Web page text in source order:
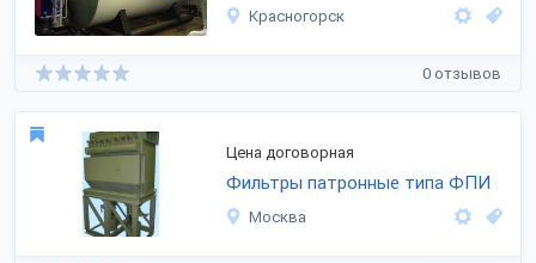
Красногорск
0 отзывов
Цена договорная
Фильтры патронные типа ФПИ
Москва